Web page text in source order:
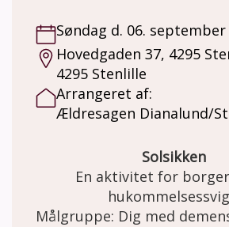
Søndag d. 06. september
Hovedgaden 37, 4295
4295 Stenlille
Arrangeret af:
Ældresagen Dianalund/
Solsikken
En aktivitet for
Målgruppe: Dig med